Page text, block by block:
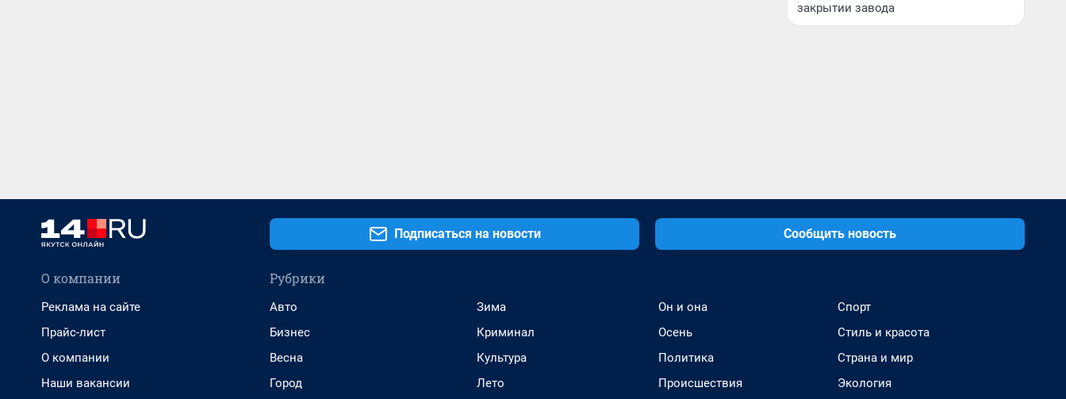
закрытии завода
Подписаться на новости Сообщить новость
О компании
Реклама на сайте
Прайс-лист
О компании
Наши вакансии
Рубрики
Авто
Бизнес
Весна
Город
Зима
Криминал
Культура
Лето
Он и она
Осень
Политика
Происшествия
Спорт
Стиль и красота
Страна и мир
Экология